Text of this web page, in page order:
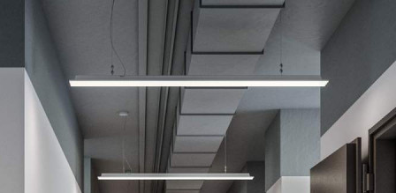
Продажа
115117 - Г. ЛЮБЕРЦЫ,
РОЖДЕСТВЕНСКАЯ